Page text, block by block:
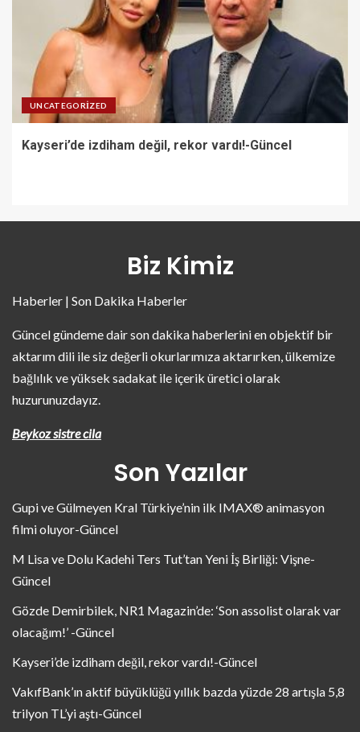
UNCATEGORIZED
Kayseri’de izdiham değil, rekor vardı!-Güncel
Biz Kimiz
Haberler | Son Dakika Haberler
Güncel gündeme dair son dakika haberlerini en objektif bir
aktarım dili ile siz değerli okurlarımıza aktarırken, ülkemize
bağlılık ve yüksek sadakat ile içerik üretici olarak
huzurunuzdayız.
Beykoz sistre cila
Son Yazılar
Gupi ve Gülmeyen Kral Türkiye’nin ilk IMAX® animasyon
filmi oluyor-Güncel
M Lisa ve Dolu Kadehi Ters Tut’tan Yeni İş Birliği: Vişne-
Güncel
Gözde Demirbilek, NR1 Magazin’de: ‘Son assolist olarak var
olacağım!’ -Güncel
Kayseri’de izdiham değil, rekor vardı!-Güncel
VakıfBank’ın aktif büyüklüğü yıllık bazda yüzde 28 artışla 5,8
trilyon TL’yi aştı-Güncel